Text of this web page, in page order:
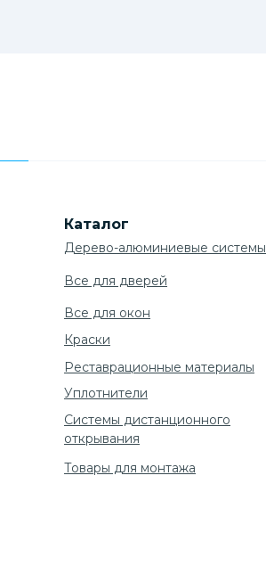
Каталог
Дерево-алюминиевые системы
Все для дверей
Все для окон
Товары для монтажа
Реставрационные материалы
Уплотнители
Системы дистанционного
открывания
Краски